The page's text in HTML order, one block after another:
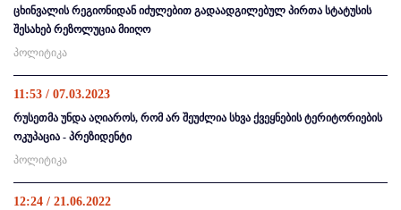
ცხინვალის რეგიონიდან იძულებით გადაადგილებულ პირთა სტატუსის
შესახებ რეზოლუცია მიიღო
პოლიტიკა
11:53 / 07.03.2023
რუსეთმა უნდა აღიაროს, რომ არ შეუძლია სხვა ქვეყნების ტერიტორიების
ოკუპაცია - პრეზიდენტი
პოლიტიკა
12:24 / 21.06.2022